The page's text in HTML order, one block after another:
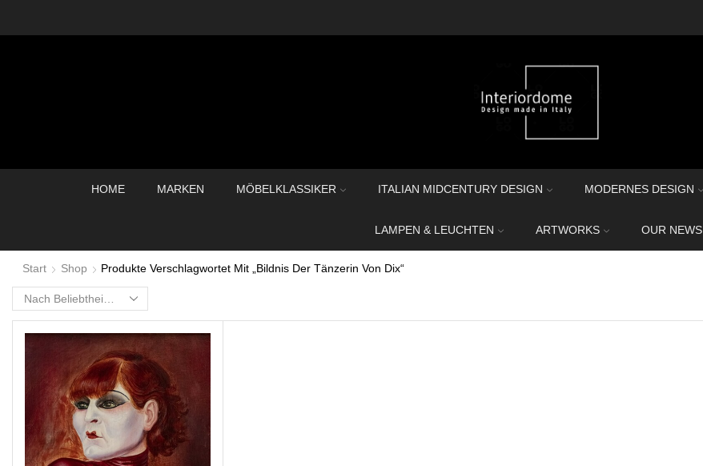
HOME MARKEN MÖBELKLASSIKER ITALIAN MIDCENTURY DESIGN MODERNES DESIGN
LAMPEN & LEUCHTEN ARTWORKS OUR NEWS
Start Shop Produkte Verschlagwortet Mit „Bildnis Der Tänzerin Von Dix“